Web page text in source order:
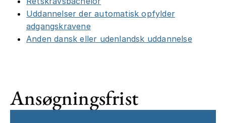
Uddannelser der automatisk opfylder
adgangskravene
Anden dansk eller udenlandsk uddannelse
Ansøgningsfrist